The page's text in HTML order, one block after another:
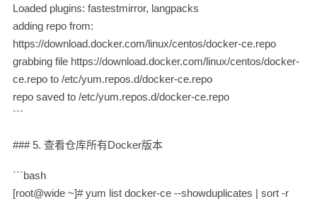
Loaded plugins: fastestmirror, langpacks
adding repo from:
https://download.docker.com/linux/centos/docker-ce.repo
grabbing file https://download.docker.com/linux/centos/docker-
ce.repo to /etc/yum.repos.d/docker-ce.repo
repo saved to /etc/yum.repos.d/docker-ce.repo
```
### 5. 查看仓库所有Docker版本
```bash
[root@wide ~]# yum list docker-ce --showduplicates | sort -r